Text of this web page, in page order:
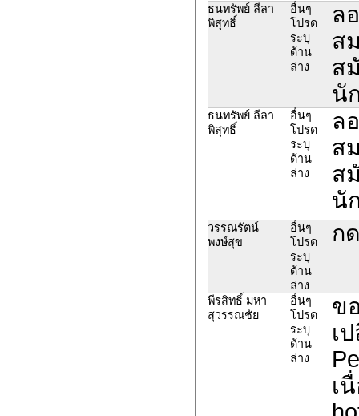
ธนทรัพย์ ลีลา
พิสุทธิ์
อื่นๆ
โปรด
ระบุ
ด้าน
ล่าง
ล
ส
ส
นั
ธนทรัพย์ ลีลา
พิสุทธิ์
อื่นๆ
โปรด
ระบุ
ด้าน
ล่าง
ล
ส
ส
นั
วรรณรัตน์
พงษ์สุข
อื่นๆ
โปรด
ระบุ
ด้าน
ล่าง
ก
พีรสิทธิ์ มหา
สุวรรณชัย
อื่นๆ
โปรด
ระบุ
ด้าน
ล่าง
ข
เ
เ